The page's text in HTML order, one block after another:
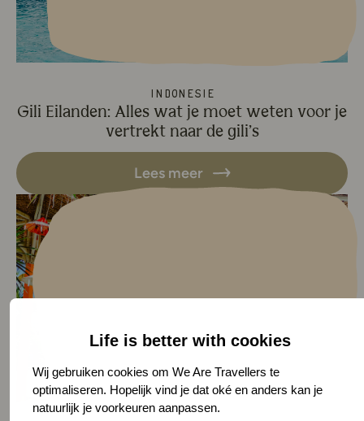
Life is better with cookies
Wij gebruiken cookies om We Are Travellers te
optimaliseren. Hopelijk vind je dat oké en anders kan je
natuurlijk je voorkeuren aanpassen.
Indonesië
Gili Eilanden: Alles wat je moet weten voor je
vertrekt naar de gili’s
Lees meer
Lees meer over Gili Air: Dit